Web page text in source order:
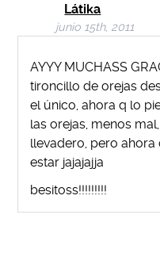
Látika
junio 15th, 2011
AYYY MUCHASS
tironcillo de orejas
el único, ahora q lo
las orejas, menos
llevadero, pero
estar jajajajja
besitoss!!!!!!!!!